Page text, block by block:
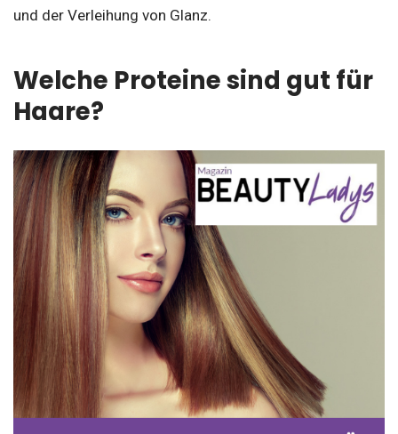
und der Verleihung von Glanz.
Welche Proteine sind gut für
Haare?